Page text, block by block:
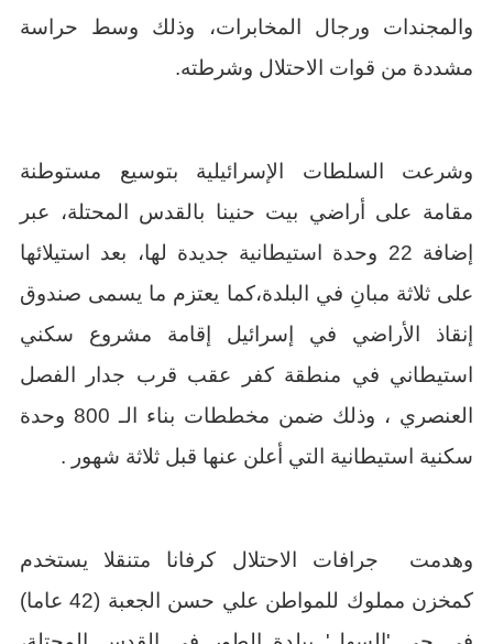
والمجندات ورجال المخابرات، وذلك وسط حراسة
مشددة من قوات الاحتلال وشرطته.
وشرعت السلطات الإسرائيلية بتوسيع مستوطنة
مقامة على أراضي بيت حنينا بالقدس المحتلة، عبر
إضافة 22 وحدة استيطانية جديدة لها، بعد استيلائها
على ثلاثة مبانِ في البلدة،كما يعتزم ما يسمى صندوق
إنقاذ الأراضي في إسرائيل إقامة مشروع سكني
استيطاني في منطقة كفر عقب قرب جدار الفصل
العنصري ، وذلك ضمن مخططات بناء الـ 800 وحدة
سكنية استيطانية التي أعلن عنها قبل ثلاثة شهور .
وهدمت جرافات الاحتلال كرفانا متنقلا يستخدم
كمخزن مملوك للمواطن علي حسن الجعبة (42 عاما)